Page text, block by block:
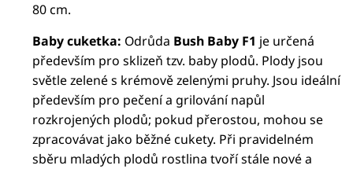
80 cm.
Baby cuketka: Odrůda Bush Baby F1 je určená
především pro sklizeň tzv. baby plodů. Plody jsou
světle zelené s krémově zelenými pruhy. Jsou ideální
především pro pečení a grilování napůl
rozkrojených plodů; pokud přerostou, mohou se
zpracovávat jako běžné cukety. Při pravidelném
sběru mladých plodů rostlina tvoří stále nové a